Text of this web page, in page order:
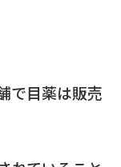
で目薬は販売